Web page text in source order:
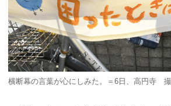
横断幕の言葉が心にしみた。＝6日、高円寺